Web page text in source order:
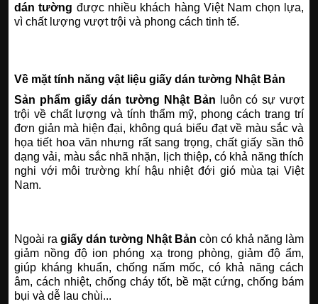
dán tường được nhiều khách hàng Việt Nam chọn lựa,
vì chất lượng vượt trội và phong cách tinh tế.
Về mặt tính năng vật liệu giấy dán tường Nhật Bản
Sản phẩm giấy dán tường Nhật Bản luôn có sự vượt
trội về chất lượng và tính thẩm mỹ, phong cách trang trí
đơn giản mà hiện đại, không quá biểu đạt về màu sắc và
họa tiết hoa văn nhưng rất sang trọng, chất giấy sần thô
dạng vải, màu sắc nhã nhặn, lịch thiệp, có khả năng thích
nghi với môi trường khí hậu nhiệt đới gió mùa tại Việt
Nam.
Ngoài ra giấy dán tường Nhật Bản còn có khả năng làm
giảm nồng độ ion phóng xạ trong phòng, giảm độ ẩm,
giúp kháng khuẩn, chống nấm mốc, có khả năng cách
âm, cách nhiệt, chống cháy tốt, bề mặt cứng, chống bám
bụi và dễ lau chùi...